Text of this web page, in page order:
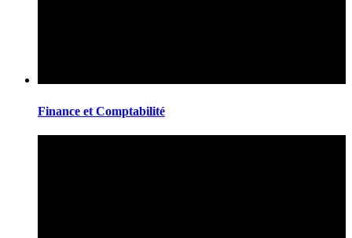
Finance et Comptabilité